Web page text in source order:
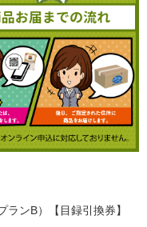
ランB）【目録引換券】